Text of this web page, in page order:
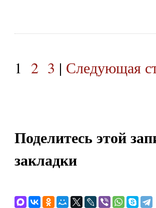
1 2 3 | Следующая
Поделитесь этой
закладки